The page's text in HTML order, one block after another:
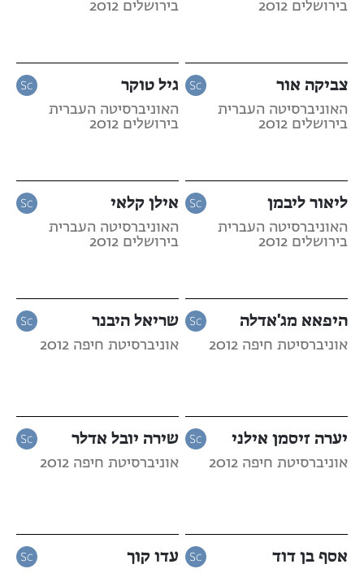
בירושלים 2012 בירושלים 2012
צביקה אור
האוניברסיטה העברית
בירושלים 2012
גיל טוקר
האוניברסיטה העברית
בירושלים 2012
ליאור ליבמן
האוניברסיטה העברית
בירושלים 2012
אילן קלאי
האוניברסיטה העברית
בירושלים 2012
היפאא מג'אדלה
אוניברסיטת חיפה 2012
שריאל היבנר
אוניברסיטת חיפה 2012
יערה זיסמן אילני
אוניברסיטת חיפה 2012
שירה יובל אדלר
אוניברסיטת חיפה 2012
אסף בן דוד עדו קוך